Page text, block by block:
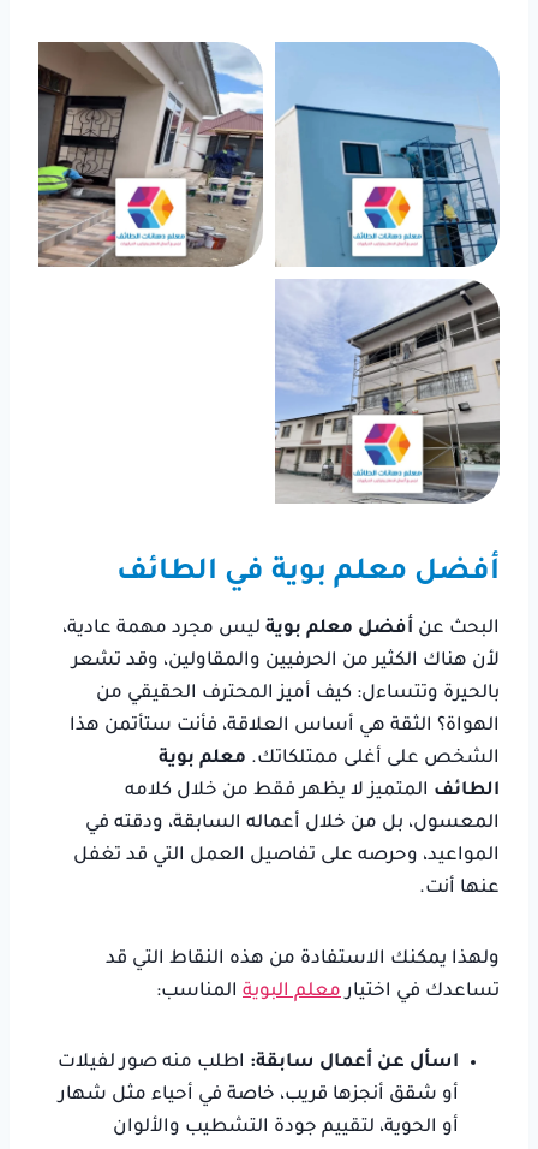
أفضل معلم بوية في الطائف
البحث عن أفضل معلم بوية ليس مجرد مهمة عادية،
لأن هناك الكثير من الحرفيين والمقاولين، وقد تشعر
بالحيرة وتتساءل: كيف أميز المحترف الحقيقي من
الهواة؟ الثقة هي أساس العلاقة، فأنت ستأتمن هذا
الشخص على أغلى ممتلكاتك. معلم بوية
الطائف المتميز لا يظهر فقط من خلال كلامه
المعسول، بل من خلال أعماله السابقة، ودقته في
المواعيد، وحرصه على تفاصيل العمل التي قد تغفل
عنها أنت.
ولهذا يمكنك الاستفادة من هذه النقاط التي قد
تساعدك في اختيارمعلم البوية المناسب:
اسأل عن أعمال سابقة: اطلب منه صور لفيلات
أو شقق أنجزها قريب، خاصة في أحياء مثل شهار
أو الحوية، لتقييم جودة التشطيب والألوان